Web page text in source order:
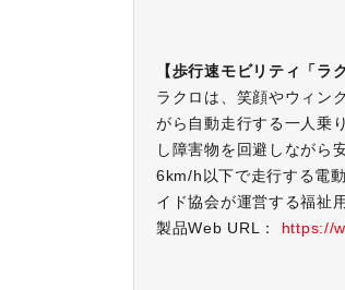
【歩行速モビリティ「ラ
ラクロは、笑顔やウィン
がら自動走行する一人乗
し障害物を回避しながら
6km/h以下で走行する電
イド協会が運営する福祉
製品Web URL： https://